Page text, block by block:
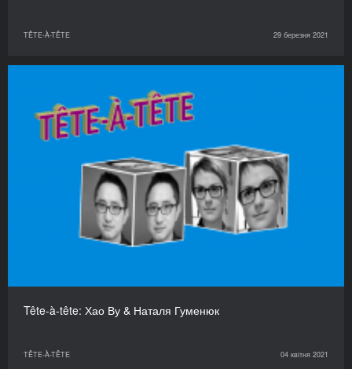
TÊTE-À-TÊTE 29 березня 2021
Tête-à-tête: Хао Ву & Наталя Гуменюк
TÊTE-À-TÊTE 04 квітня 2021